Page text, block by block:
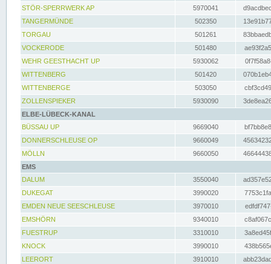
STÖR-SPERRWERK AP 5970041
TANGERMÜNDE
502350
TORGAU
501261
VOCKERODE
501480
WEHR GEESTHACHT UP
5930062
WITTENBERG
501420
WITTENBERGE
503050
ZOLLENSPIEKER
5930090
ELBE-LÜBECK-KANAL
BÜSSAU UP
9669040
DONNERSCHLEUSE OP
9660049
MÖLLN
9660050
EMS
DALUM
3550040
DUKEGAT
3990020
EMDEN NEUE SEESCHLEUSE
3970010
EMSHÖRN
9340010
FUESTRUP
3310010
KNOCK
3990010
LEERORT
3910010